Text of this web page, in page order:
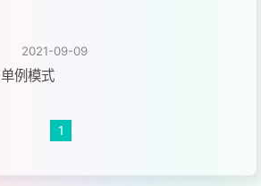
2021-09-09
单例模式
1